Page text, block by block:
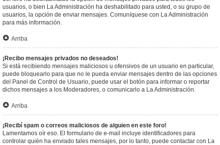
usuarios, o bien La Administración ha deshabilitado para usted, o su grupo de
usuarios, la opción de enviar mensajes. Comuníquese con La Administración
para más información.
Arriba
¡Recibo mensajes privados no deseados!
Si está recibiendo mensajes maliciosos u ofensivos de un usuario en particular,
puede bloquearlo para que no le pueda enviar mensajes dentro de las opciones
del Panel de Control de Usuario, puede usar el botón para informar o reportar
dichos mensajes a los Moderadores, o comunicarlo a La Administración.
Arriba
¡Recibí spam o correos maliciosos de alguien en este foro!
Lamentamos oír eso. El formulario de e-mail incluye identificadores para
controlar quién ha enviado tales mensajes, por lo tanto, puede contactar con La